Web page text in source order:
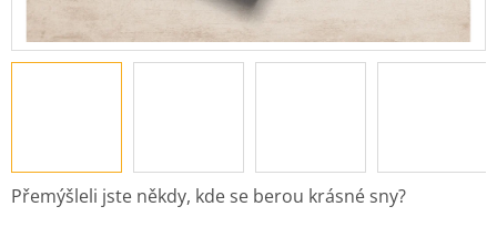
Přemýšleli jste někdy, kde se berou krásné sny?